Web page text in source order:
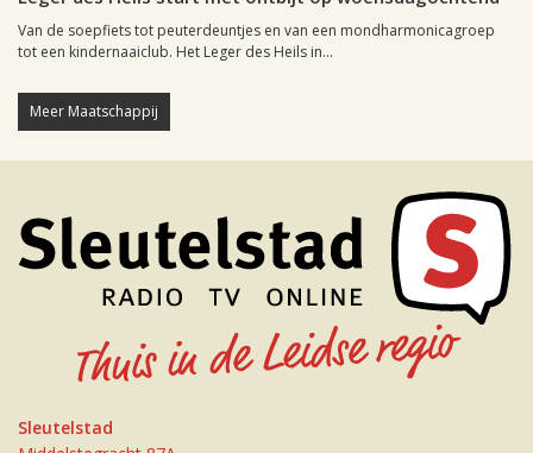
Van de soepfiets tot peuterdeuntjes en van een mondharmonicagroep
tot een kindernaaiclub. Het Leger des Heils in...
Meer Maatschappij
Sleutelstad